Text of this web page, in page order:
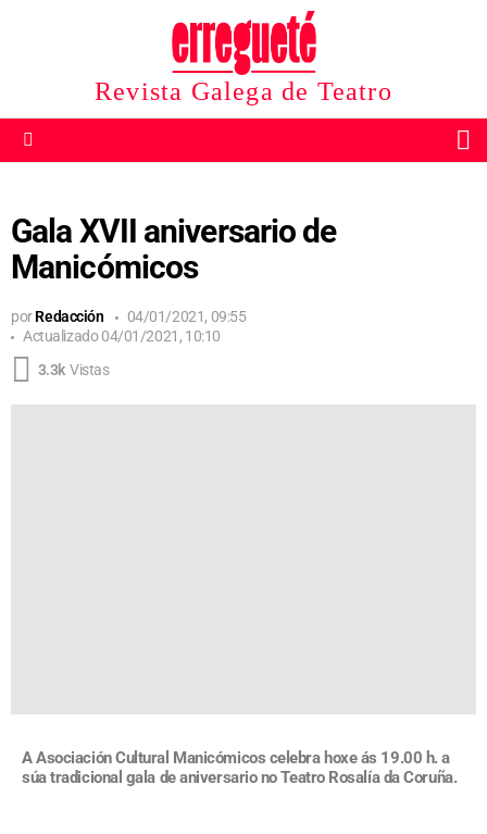
Revista Galega de Teatro
Gala XVII aniversario de
Manicómicos
por Redacción
04/01/2021, 09:55
Actualizado04/01/2021, 10:10
3.3k Vistas
A Asociación Cultural Manicómicos celebra hoxe ás 19.00 h. a
súa tradicional gala de aniversario no Teatro Rosalía da Coruña.